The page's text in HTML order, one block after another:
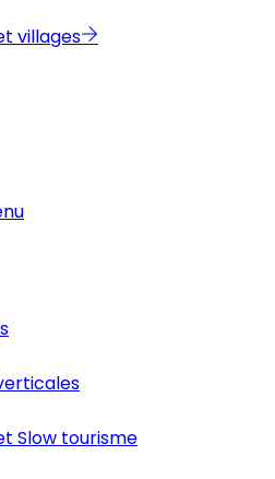
villages
Slow tourisme